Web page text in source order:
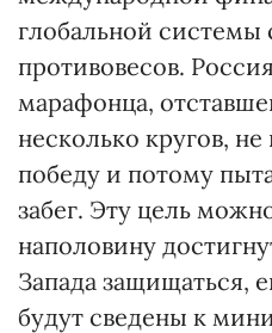
глобальной системы
противовесов.
марафонца,
несколько кругов,
победу и потому
забег. Эту цель
наполовину
Запада защищаться,
будут сведены к